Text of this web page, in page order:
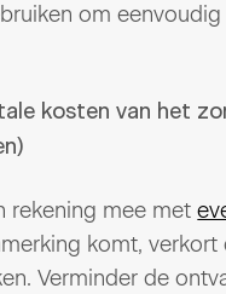
om
kosten van het
rekening mee met
komt,
Verminder de